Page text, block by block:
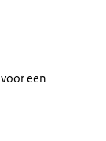
een